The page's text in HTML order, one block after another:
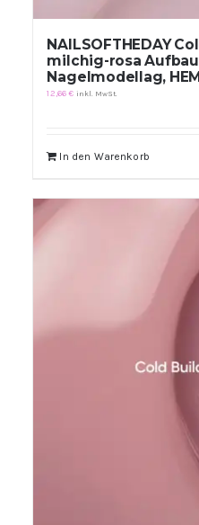
NAILSOFTHEDAY
milchig-rosa
Nagelmodellag,
12,66€ inkl. MwSt.
In den Warenkorb